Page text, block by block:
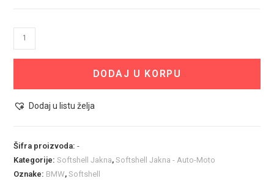
BMW
Softshell
DODAJ U KORPU
Dodaj u listu želja
Šifra proizvoda:-
Kategorije:Softshell Jakna,Softshell Jakna - Auto-Moto
Oznake: BMW,Softshell